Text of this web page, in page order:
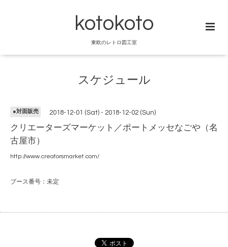
kotokoto
東欧のレトロ図工室
スケジュール
●対面販売 2018-12-01 (Sat) - 2018-12-02 (Sun)
クリエーターズマーケット／ポートメッセなごや（名
古屋市）
http://www.creatorsmarket.com/
ブース番号：未定